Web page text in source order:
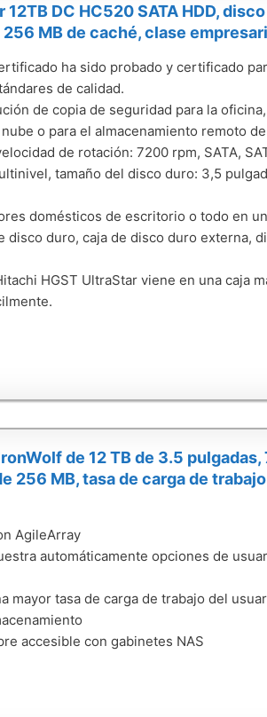
DC HC520 SATA HDD,
MB de caché, clase
ha sido probado y certificado
de calidad.
de copia de seguridad para la
o para el almacenamiento remoto
de rotación: 7200 rpm, SATA,
tamaño del disco duro: 3,5
domésticos de escritorio o todo en
disco duro, caja de disco duro externa,
HGST UltraStar viene en una caja
de 12 TB de 3.5
256 MB, tasa de carga de
AgileArray
automáticamente opciones de
mayor tasa de carga de trabajo del
accesible con gabinetes NAS